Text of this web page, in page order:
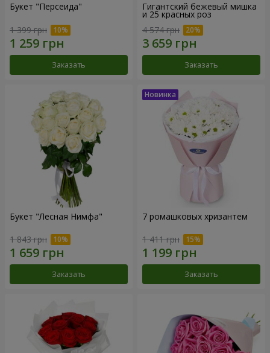
Букет "Персеида"
1 399 грн
Заказать
Гигантский бежевый мишка
и 25 красных роз
4 574 грн
Заказать
Букет "Лесная Нимфа"
1 843 грн
Заказать
7 ромашковых хризантем
1 411 грн
Заказать